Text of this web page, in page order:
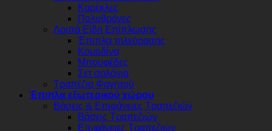
Καρέκλες
Πολυθρόνες
Λοιπά Είδη Επίπλωσης
Έπιπλα τηλεόρασης
Κομοδίνα
Μπουφέδες
Σετ σαλόνια
Τραπέζια Φαγητού
Έπιπλα εξωτερικού χώρου
Βάσεις & Επιφάνειες Τραπεζιών
Βάσεις Τραπεζιών
Επιφάνειες Τραπεζιών